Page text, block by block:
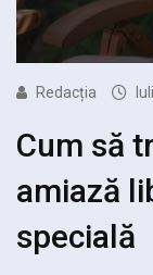
Redacția
Cum să
amiază
specială